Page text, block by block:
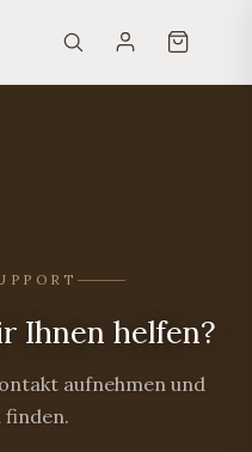
Ihnen helfen?
aufnehmen und